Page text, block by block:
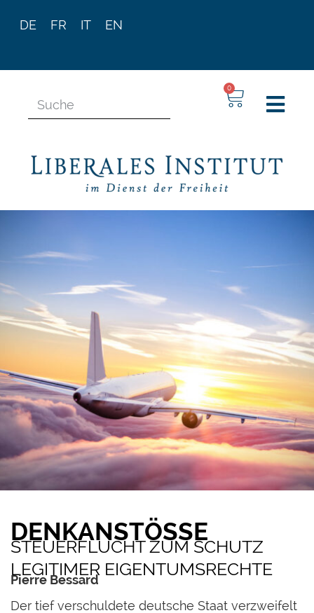
DE FR IT EN
0
DENKANSTÖSSE
STEUERFLUCHT ZUM SCHUTZ
LEGITIMER EIGENTUMSRECHTE
Pierre Bessard
Der tief verschuldete deutsche Staat verzweifelt